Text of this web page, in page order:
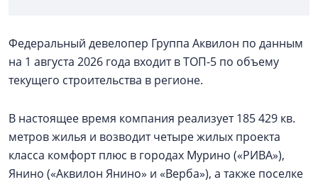
Федеральный девелопер Группа Аквилон по данным
на 1 августа 2026 года входит в ТОП-5 по объему
текущего строительства в регионе.
В настоящее время компания реализует 185 429 кв.
метров жилья и возводит четыре жилых проекта
класса комфорт плюс в городах Мурино («РИВА»),
Янино («Аквилон Янино» и «Верба»), а также поселке